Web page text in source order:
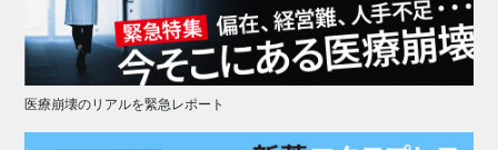
医療崩壊のリアルを緊急レポート